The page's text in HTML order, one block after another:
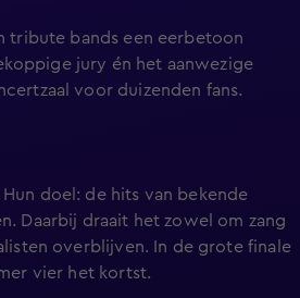
tribute bands een eerbetoon
jury én het aanwezige
voor duizenden fans.
doel: de hits van bekende
Daarbij draait het zowel om zang
overblijven. In de grote finale
vier het kortst.